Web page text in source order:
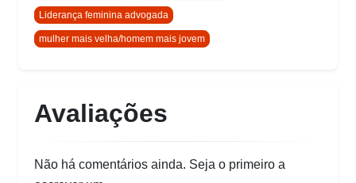
Liderança feminina advogada
mulher mais velha/homem mais jovem
Avaliações
Não há comentários ainda. Seja o primeiro a